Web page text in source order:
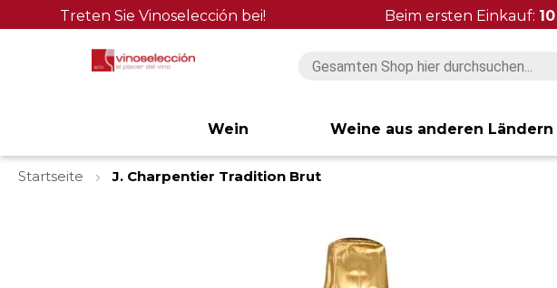
Treten Sie Vinoselección bei! Beim ersten Einkauf:
Wein Weine aus anderen Ländern
Startseite
J. Charpentier Tradition Brut